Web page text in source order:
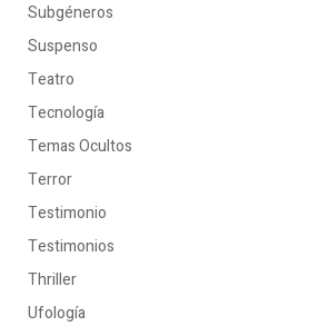
Subgéneros
Suspenso
Teatro
Tecnología
Temas Ocultos
Terror
Testimonio
Testimonios
Thriller
Ufología